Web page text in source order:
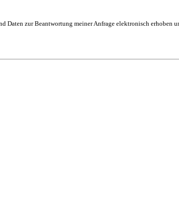
Daten zur Beantwortung meiner Anfrage elektronisch